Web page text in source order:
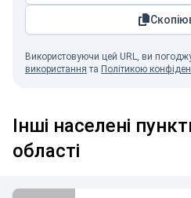
Використовуючи цей URL, ви
використання та Політикою
Інші населені
області